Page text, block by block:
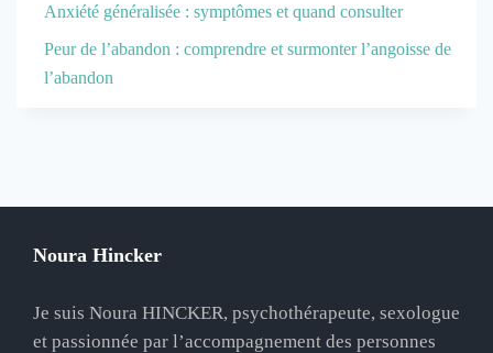
Anxiété généralisée : symptômes et quand consulter
Peur de l’abandon : comprendre et surmonter l’angoisse de
l’abandon
Noura Hincker
Je suis Noura HINCKER, psychothérapeute, sexologue
et passionnée par l’accompagnement des personnes